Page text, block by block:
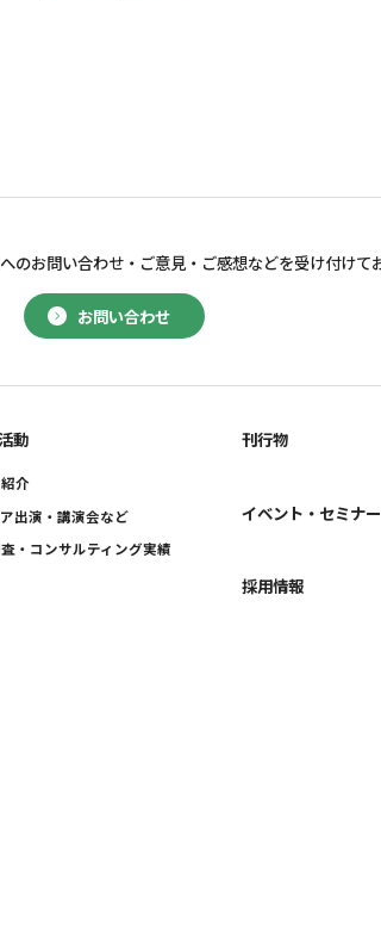
お問い合わせ
のお問い合わせ・ ご意見・ご感想などを受け付けて
動
介
出演・講演会など
・コンサルティング実績
刊行物
イベント・セミナー
採用情報